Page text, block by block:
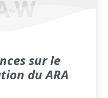
sur le
du ARA